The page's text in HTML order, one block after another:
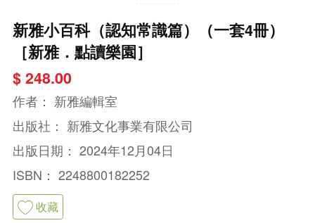
新雅小百科（認知常識篇）（一套4冊）
［新雅．點讀樂園］
$ 248.00
作者： 新雅編輯室
出版社： 新雅文化事業有限公司
出版日期： 2024年12月04日
ISBN： 2248800182252
收藏